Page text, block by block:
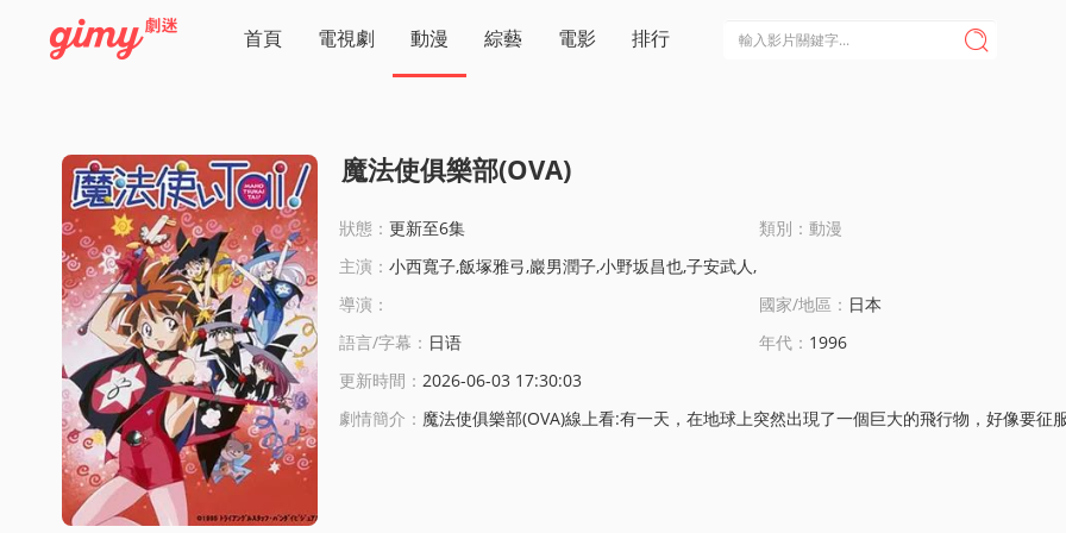
首頁 電視劇 動漫 綜藝 電影 排行 
魔法使俱樂部(OVA)
狀態： 更新至6集
類別：動漫
主演： 小西寬子,飯塚雅弓,巖男潤子,小野坂昌也,子安武人,
導演：
國家/地區： 日本
語言/字幕： 日语 年代： 1996
更新時間： 2026-06-03 17:30:03
劇情簡介： 魔法使俱樂部(OVA)線上看:有一天，在地球上突然出現了一個巨大的飛行物，好像要征服地球似的。在世界中敢出來挑戰此巨大飛行物的軍隊等皆被擊敗了，但衹要不去招惹它們皆平安無事。不明飛行物，包括飛行物內的機器人在